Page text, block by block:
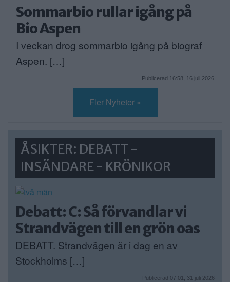
Sommarbio rullar igång på
Bio Aspen
I veckan drog sommarbio igång på biograf
Aspen. […]
Publicerad 16:58, 16 juli 2026
Fler Nyheter »
ÅSIKTER: DEBATT -
INSÄNDARE - KRÖNIKOR
Debatt: C: Så förvandlar vi
Strandvägen till en grön oas
DEBATT. Strandvägen är i dag en av
Stockholms […]
Publicerad 07:01, 31 juli 2026